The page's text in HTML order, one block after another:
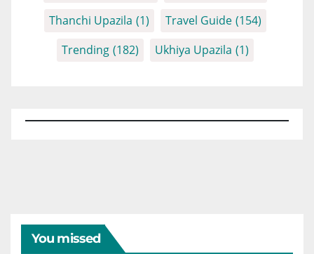
Thanchi Upazila (1) Travel Guide (154)
Trending (182) Ukhiya Upazila (1)
You missed